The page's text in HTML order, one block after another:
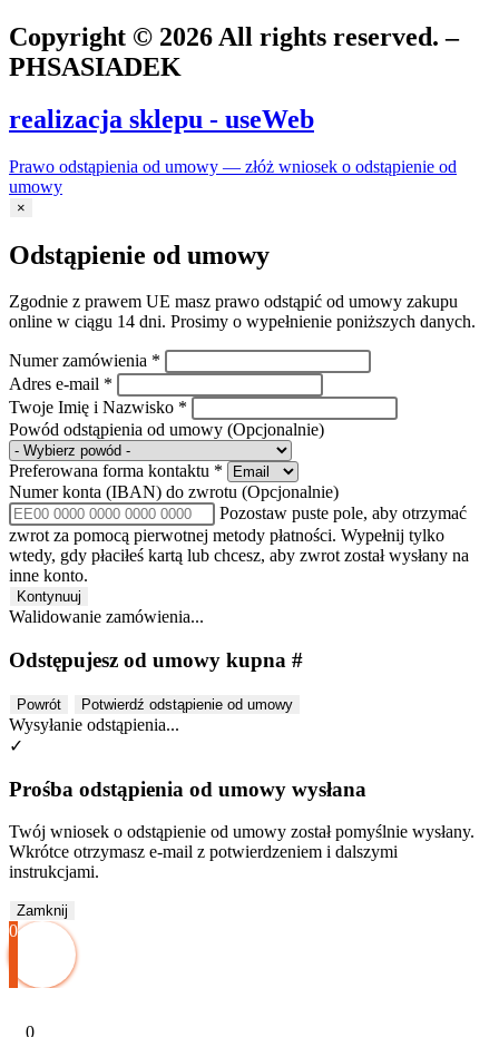
Copyright © 2026 All rights reserved. –
PHSASIADEK
realizacja sklepu - useWeb
Prawo odstąpienia od umowy — złóż wniosek o odstąpienie od
umowy
×
Odstąpienie od umowy
Zgodnie z prawem UE masz prawo odstąpić od umowy zakupu
online w ciągu 14 dni. Prosimy o wypełnienie poniższych danych.
Numer zamówienia *
Adres e-mail *
Twoje Imię i Nazwisko *
Powód odstąpienia od umowy (Opcjonalnie)
Preferowana forma kontaktu *
Numer konta (IBAN) do zwrotu (Opcjonalnie)
Pozostaw puste pole, aby otrzymać
zwrot za pomocą pierwotnej metody płatności. Wypełnij tylko
wtedy, gdy płaciłeś kartą lub chcesz, aby zwrot został wysłany na
inne konto.
Kontynuuj
Walidowanie zamówienia...
Odstępujesz od umowy kupna #
Powrót Potwierdź odstąpienie od umowy
Wysyłanie odstąpienia...
✓
Prośba odstąpienia od umowy wysłana
Twój wniosek o odstąpienie od umowy został pomyślnie wysłany.
Wkrótce otrzymasz e-mail z potwierdzeniem i dalszymi
instrukcjami.
Zamknij
0
0